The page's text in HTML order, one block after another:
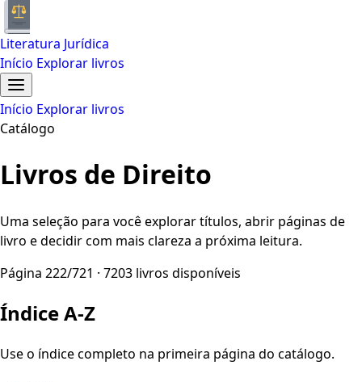
Literatura Jurídica
Início Explorar livros
Início Explorar livros
Catálogo
Livros de Direito
Uma seleção para você explorar títulos, abrir páginas de
livro e decidir com mais clareza a próxima leitura.
Página 222/721 · 7203 livros disponíveis
Índice A-Z
Use o índice completo na primeira página do catálogo.